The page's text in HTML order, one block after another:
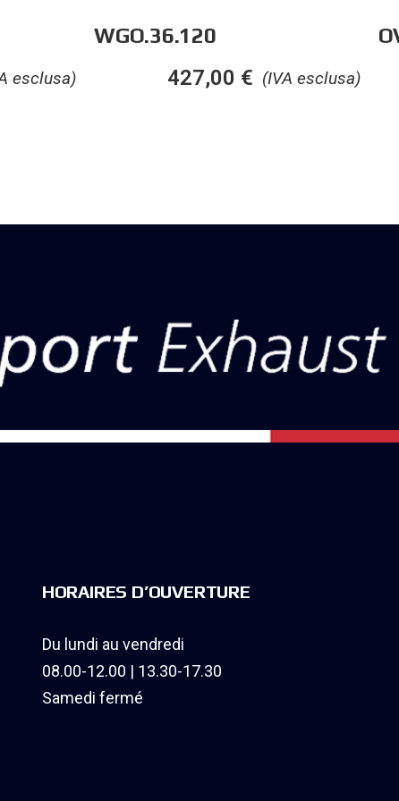
esclusa)
WGO.36.120
(IVA esclusa)
427,00 €
HORAIRES D’OUVERTURE
Du lundi au vendredi
08.00-12.00 | 13.30-17.30
Samedi fermé